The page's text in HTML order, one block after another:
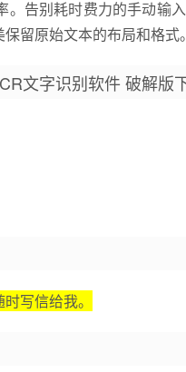
告别耗时费力的手动输
留原始文本的布局和格式。
文字识别软件 破解版
写信给我。